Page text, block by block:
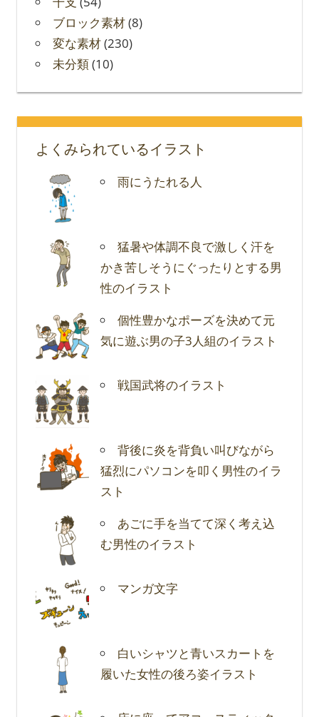
ブロック素材(8)
変な素材(230)
未分類(10)
よくみられているイラスト
雨にうたれる人
猛暑や体調不良で激しく汗を
かき苦しそうにぐったりとする男
性のイラスト
個性豊かなポーズを決めて元
気に遊ぶ男の子3人組のイラスト
戦国武将のイラスト
背後に炎を背負い叫びながら
猛烈にパソコンを叩く男性のイラ
スト
あごに手を当てて深く考え込
む男性のイラスト
マンガ文字
白いシャツと青いスカートを
履いた女性の後ろ姿イラスト